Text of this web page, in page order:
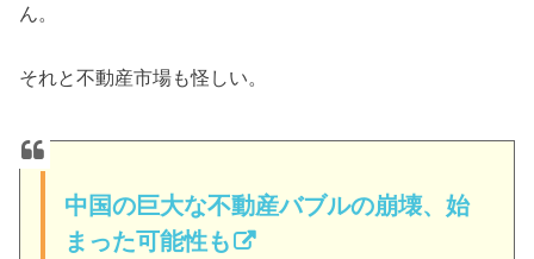
ん。
それと不動産市場も怪しい。
中国の巨大な不動産バブルの崩壊、始
まった可能性も